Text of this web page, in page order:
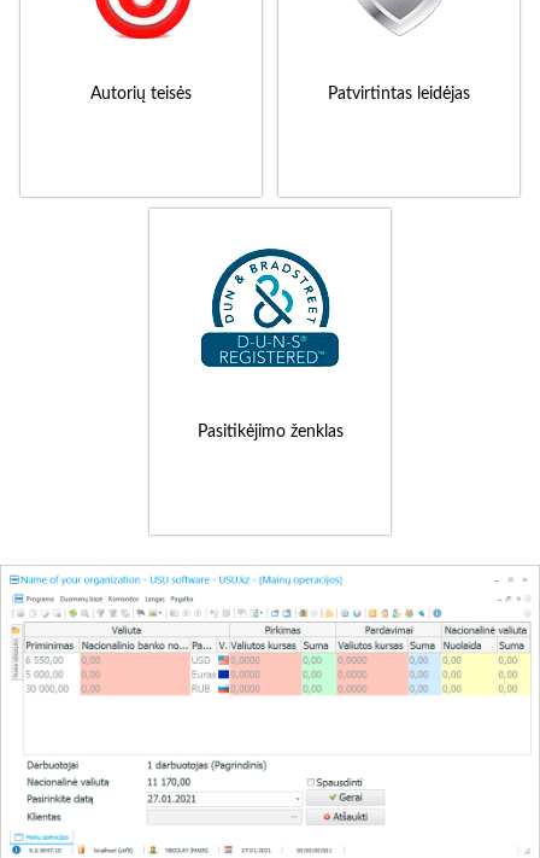
Autorių teisės Patvirtintas leidėjas
Pasitikėjimo ženklas